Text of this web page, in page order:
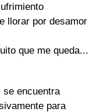
llorar por desamor
que me queda...
se encuentra
para